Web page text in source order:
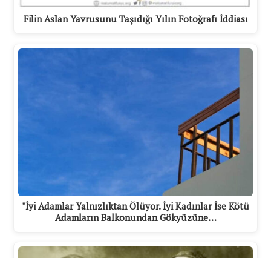
Filin Aslan Yavrusunu Taşıdığı Yılın Fotoğrafı İddiası
"İyi Adamlar Yalnızlıktan Ölüyor. İyi Kadınlar İse Kötü
Adamların Balkonundan Gökyüzüne…